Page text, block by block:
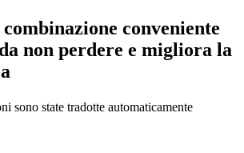
conveniente
non perdere e migliora la
sono state tradotte automaticamente